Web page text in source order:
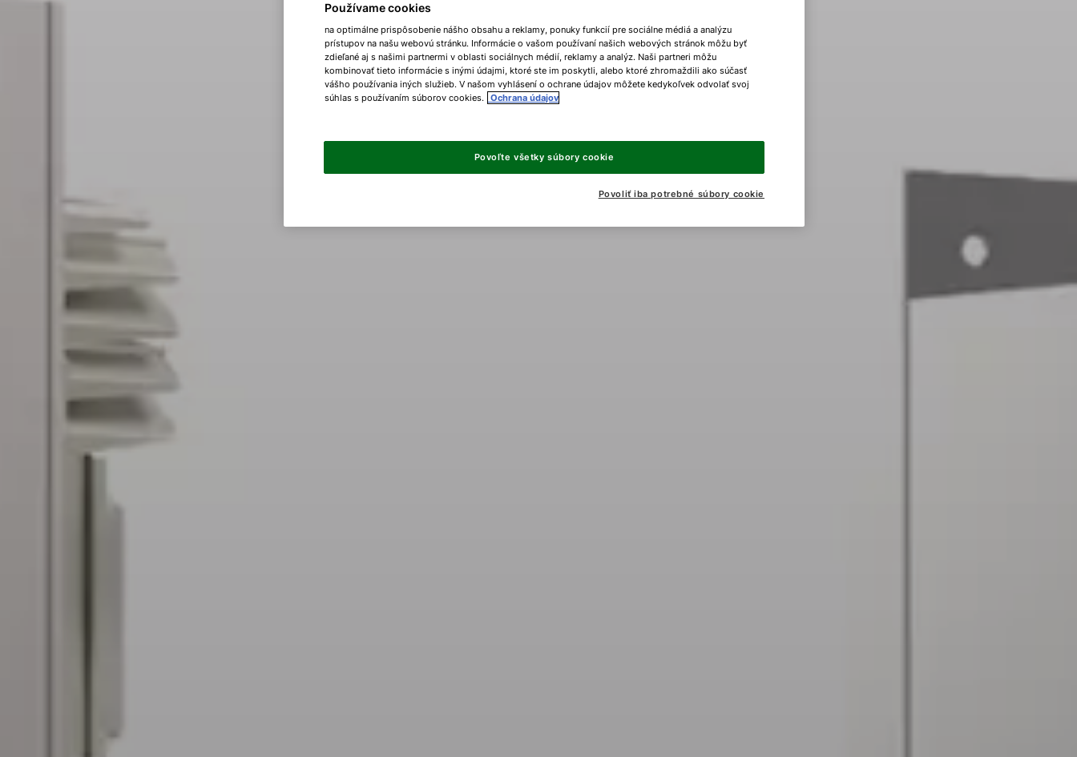
Používame cookies
na optimálne prispôsobenie nášho obsahu a reklamy, ponuky funkcií pre sociálne médiá a analýzu
prístupov na našu webovú stránku. Informácie o vašom používaní našich webových stránok môžu byť
zdieľané aj s našimi partnermi v oblasti sociálnych médií, reklamy a analýz. Naši partneri môžu
kombinovať tieto informácie s inými údajmi, ktoré ste im poskytli, alebo ktoré zhromaždili ako súčasť
vášho používania iných služieb. V našom vyhlásení o ochrane údajov môžete kedykoľvek odvolať svoj
súhlas s používaním súborov cookies. Ochrana údajov
Povoliť iba potrebné súbory cookie
Povoľte všetky súbory cookie